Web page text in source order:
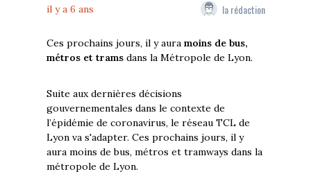
il y a 6 ans la rédaction
Ces prochains jours, il y auramoins de bus,
métros et tramsdans la Métropole de Lyon.
Suite aux dernières décisions
gouvernementales dans le contexte de
l’épidémie de coronavirus, le réseau TCL de
Lyon va s'adapter. Ces prochains jours, il y
aura moins de bus, métros et tramways dans la
métropole de Lyon.